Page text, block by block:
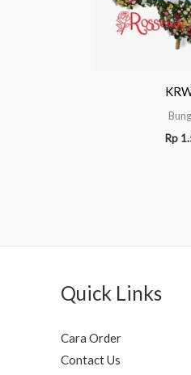
Rp
Quick Links
Cara Order
Contact Us